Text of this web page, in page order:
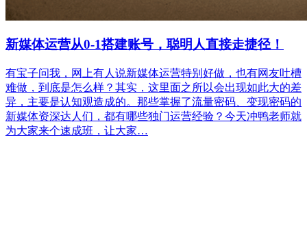
新媒体运营从0-1搭建账号，聪明人直接走捷径！
有宝子问我，网上有人说新媒体运营特别好做，也有网友吐槽
难做，到底是怎么样？其实，这里面之所以会出现如此大的差
异，主要是认知观造成的。那些掌握了流量密码、变现密码的
新媒体资深达人们，都有哪些独门运营经验？今天冲鸭老师就
为大家来个速成班，让大家…